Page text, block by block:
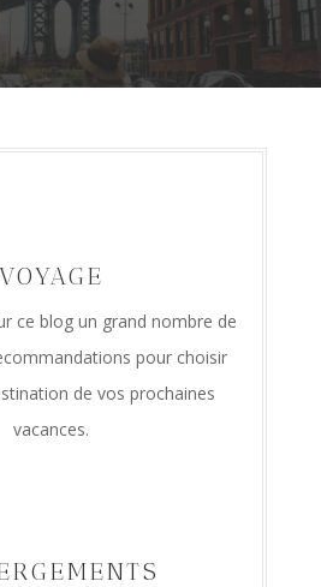
VOYAGE
ce blog un grand nombre de
pour choisir
de vos prochaines
vacances.